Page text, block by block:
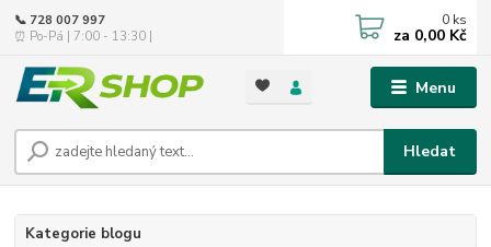
Menu
Hledat
📞 728 007 997
⏰ Po-Pá | 7:00 - 13:30 |
0 ks
za 0,00 Kč
Kategorie blogu